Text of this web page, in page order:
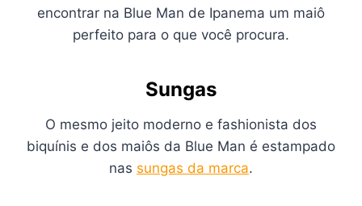
encontrar na Blue Man de Ipanema um maiô
perfeito para o que você procura.
Sungas
O mesmo jeito moderno e fashionista dos
biquínis e dos maiôs da Blue Man é estampado
nas sungas da marca.